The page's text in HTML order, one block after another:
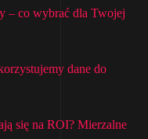
– co wybrać dla Twojej
dane do
się na ROI? Mierzalne